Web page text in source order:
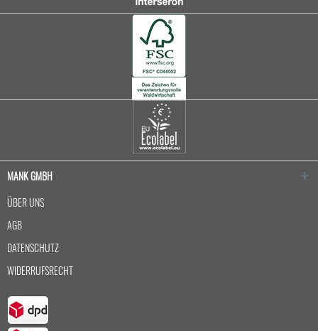
MANK GMBH
ÜBER UNS
AGB
DATENSCHUTZ
WIDERRUFSRECHT